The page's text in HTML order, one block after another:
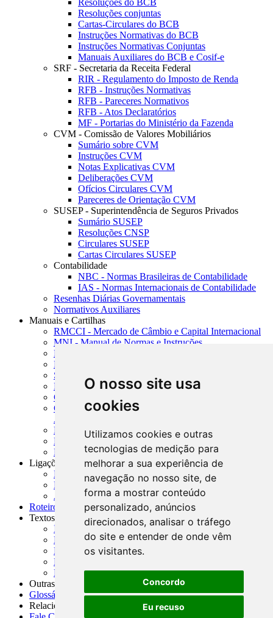
O nosso site usa
cookies
Utilizamos cookies e outras
tecnologias de medição para
melhorar a sua experiência de
navegação no nosso site, de
forma a mostrar conteúdo
personalizado, anúncios
direcionados, analisar o tráfego
do site e entender de onde vêm
os visitantes.
Concordo
Eu recuso
Resoluções do BCB
Resoluções conjuntas
Cartas-Circulares do BCB
Instruções Normativas do BCB
Instruções Normativas Conjuntas
Manuais Auxiliares do BCB e Cosif-e
SRF - Secretaria da Receita Federal
RIR - Regulamento do Imposto de Renda
RFB - Instruções Normativas
RFB - Pareceres Normativos
RFB - Atos Declaratórios
MF - Portarias do Ministério da Fazenda
CVM - Comissão de Valores Mobiliários
Sumário sobre CVM
Instruções CVM
Notas Explicativas CVM
Deliberações CVM
Ofícios Circulares CVM
Pareceres de Orientação CVM
SUSEP - Superintendência de Seguros Privados
Sumário SUSEP
Resoluções CNSP
Circulares SUSEP
Cartas Circulares SUSEP
Contabilidade
NBC - Normas Brasileiras de Contabilidade
IAS - Normas Internacionais de Contabilidade
Resenhas Diárias Governamentais
Normativos Auxiliares
Manuais e Cartilhas
RMCCI - Mercado de Câmbio e Capital Internacional
MNI - Manual de Normas e Instruções
MTVM - Manual de Títulos e Valores Mobiliários
MCR - Manual de Crédito Rural
SISORF - Manual de Organização do SFN
MASUP - Manual de Supervisão Bancária
CADOC - Catálogo de Documentos
CNAE-CONCLA - Classificação Nacional de
Atividades Econômicas
PMF - Cartilhas do BCB
Manuais Auxiliares do BCB e Cosif-e
Resenhas Diárias Governamentais
Ligações Externas
Links Úteis
Presidência da República
Agências Nacionais Reguladoras
Roteiros para Estudos
Textos
Índice de Textos
Editorial
Monografias
Na Imprensa
Fórum de Discussão
Outras ferramentas
Glossário
Relacionamento